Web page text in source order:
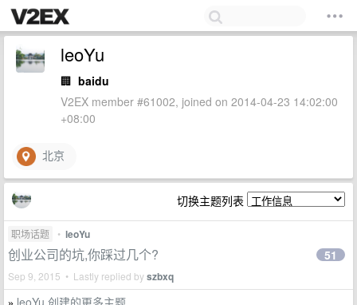
leoYu
🏢 baidu
V2EX member #61002, joined on 2014-04-23 14:02:00
+08:00
北京
切换主题列表
职场话题 • leoYu
创业公司的坑,你踩过几个?
Sep 9, 2015 • Lastly replied byszbxq
51
leoYu 创建的更多主题